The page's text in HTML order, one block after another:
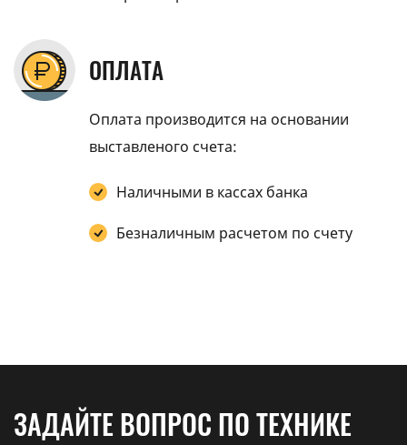
ОПЛАТА
Оплата производится на основании
выставленого счета:
Наличными в кассах банка
Безналичным расчетом по счету
ЗАДАЙТЕ ВОПРОС ПО ТЕХНИКЕ